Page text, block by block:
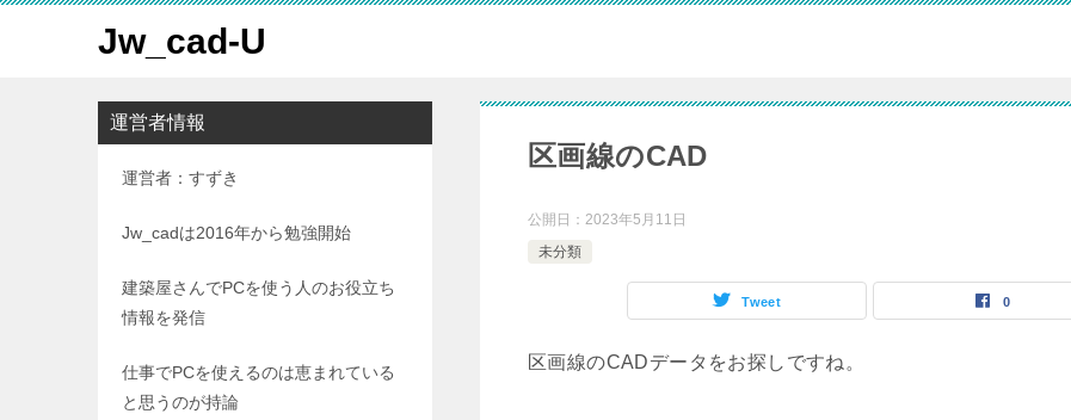
Jw_cad-U
区画線のCAD
公開日： 2023年5月11日
未分類
Tweet 0
区画線のCADデータをお探しですね。
運営者情報
運営者：すずき
Jw_cadは2016年から勉強開始
建築屋さんでPCを使う人のお役立ち
情報を発信
仕事でPCを使えるのは恵まれている
と思うのが持論